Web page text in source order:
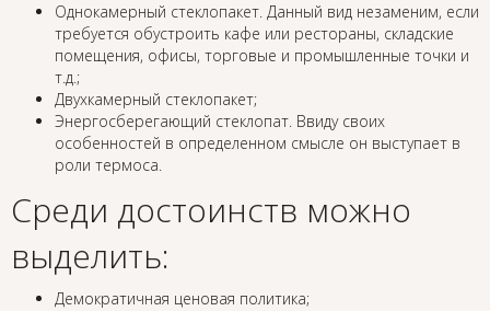
Однокамерный стеклопакет. Данный вид незаменим, если
требуется обустроить кафе или рестораны, складские
помещения, офисы, торговые и промышленные точки и
т.д.;
Двухкамерный стеклопакет;
Энергосберегающий стеклопат. Ввиду своих
особенностей в определенном смысле он выступает в
роли термоса.
Среди достоинств можно
выделить:
Демократичная ценовая политика;